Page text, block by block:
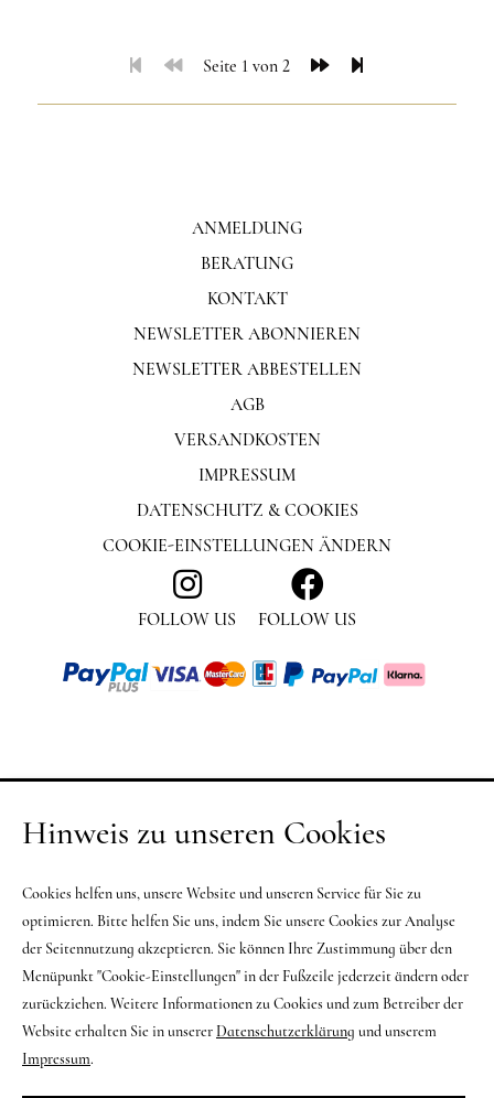
Seite 1 von 2
ANMELDUNG
BERATUNG
KONTAKT
NEWSLETTER ABONNIEREN
NEWSLETTER ABBESTELLEN
FOLLOW US FOLLOW US
AGB
VERSANDKOSTEN
IMPRESSUM
DATENSCHUTZ & COOKIES
COOKIE-EINSTELLUNGEN ÄNDERN
Hinweis zu unseren Cookies
Cookies helfen uns, unsere Website und unseren Service für Sie zu
optimieren. Bitte helfen Sie uns, indem Sie unsere Cookies zur Analyse
der Seitennutzung akzeptieren. Sie können Ihre Zustimmung über den
Menüpunkt "Cookie-Einstellungen" in der Fußzeile jederzeit ändern oder
zurückziehen. Weitere Informationen zu Cookies und zum Betreiber der
Website erhalten Sie in unsererDatenschutzerklärung und unserem
Impressum.